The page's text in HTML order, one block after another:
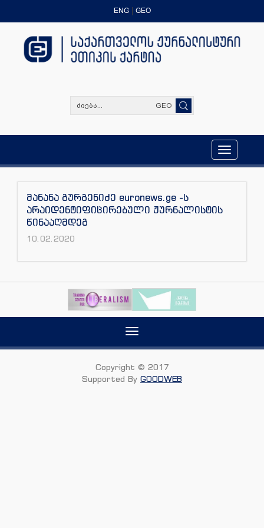
ENG GEO
GEO
Toggle
navigation
მანანა გურგენიძე euronews.ge -ს
არაიდენტიფიცირებული ჟურნალისტის
წინააღმდეგ
10.02.2020
Toggle
Copyright © 2017
Supported By GOODWEB